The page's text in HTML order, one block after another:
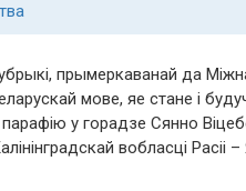
прымеркаванай да
мове, яе стане і
у горадзе Сянно
вобласці Расіі